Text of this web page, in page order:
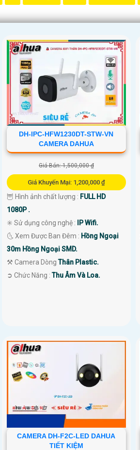
DH-IPC-HFW1230DT-STW-VN
CAMERA DAHUA
Giá Bán: 1,500,000 ₫
Giá Khuyến Mại: 1,200,000 ₫
🦉 Hình ảnh chất lượng : FULL HD
1080P .
✳️ Sử dụng công nghệ :
IP Wifi.
🌜 Xem Được Ban Đêm : Hồng Ngoại
30m Hồng Ngoại SMD.
⚒ Camera DòngThân Plastic.
️➲ Chức Năng :Thu Âm Và Loa.
CAMERA DH-F2C-LED DAHUA
TIẾT KIỆM